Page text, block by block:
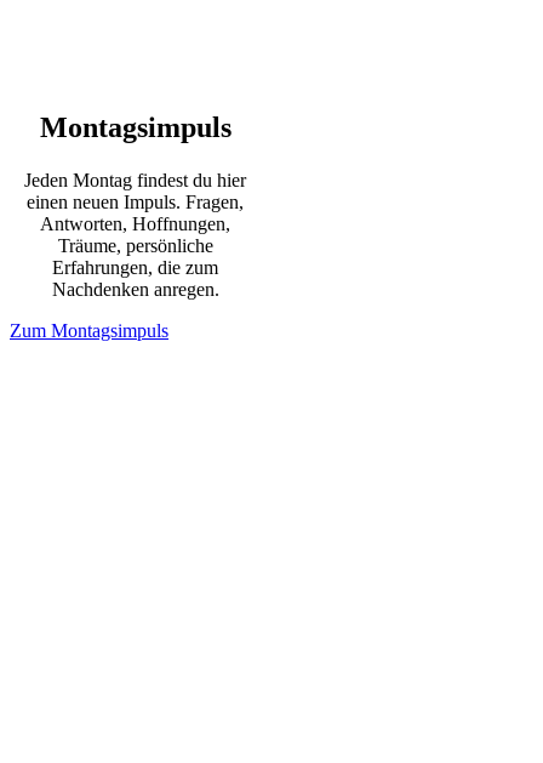
Montagsimpuls
Jeden Montag findest du hier
einen neuen Impuls. Fragen,
Antworten, Hoffnungen,
Träume, persönliche
Erfahrungen, die zum
Nachdenken anregen.
Zum Montagsimpuls